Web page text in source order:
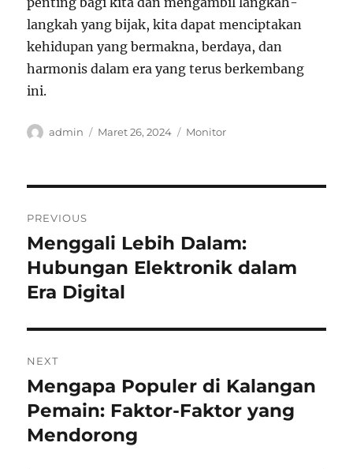
langkah yang bijak, kita dapat menciptakan
kehidupan yang bermakna, berdaya, dan
harmonis dalam era yang terus berkembang
ini.
Author
admin
Posted
Maret 26, 2024 Categories
Monitor
pos
PREVIOUS
Previous
post:
Menggali Lebih Dalam:
Hubungan Elektronik dalam
Era Digital
NEXT
Next
post:
Mengapa Populer di Kalangan
Pemain: Faktor-Faktor yang
Mendorong